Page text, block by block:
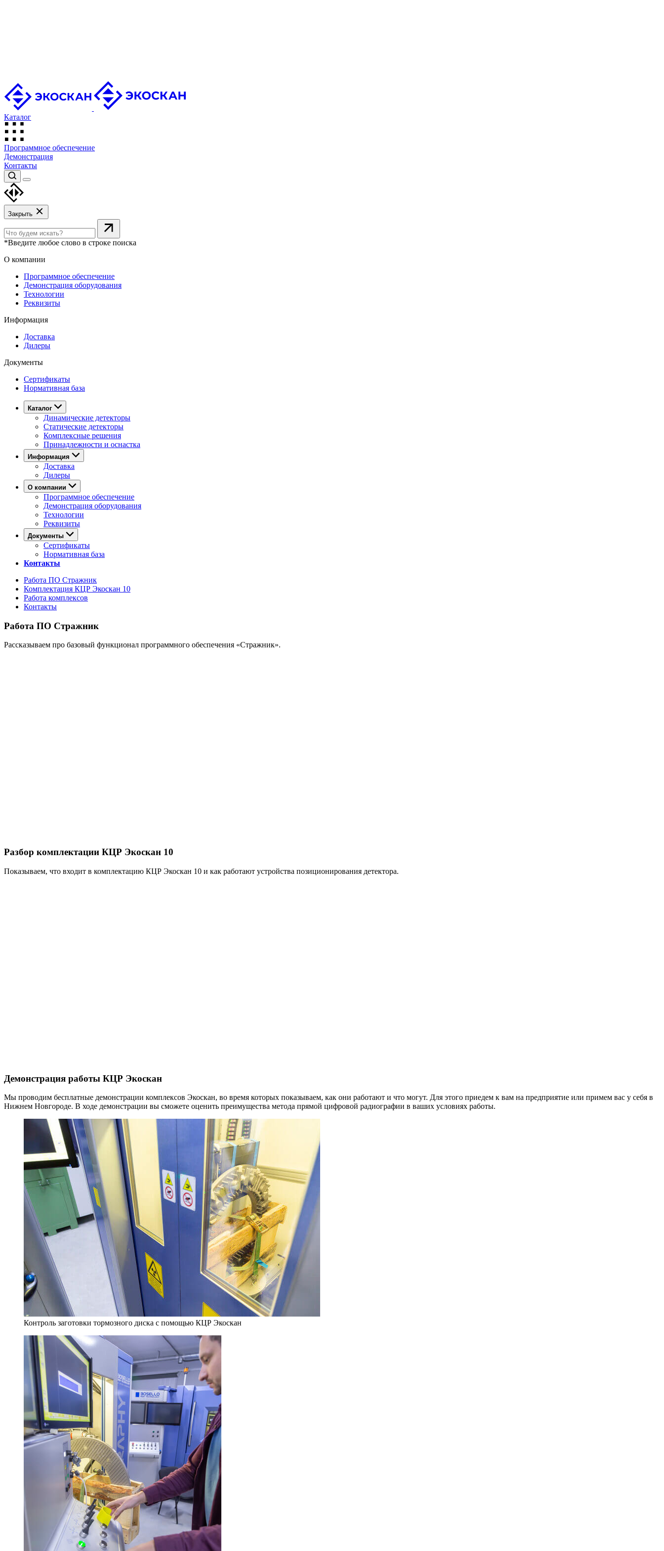
Каталог
Программное обеспечение
Демонстрация
Контакты
Закрыть
*Введите любое слово в строке поиска
О компании
Программное обеспечение
Демонстрация оборудования
Технологии
Реквизиты
Информация
Доставка
Дилеры
Документы
Сертификаты
Нормативная база
Каталог
Динамические детекторы
Статические детекторы
Комплексные решения
Принадлежности и оснастка
Информация
Доставка
Дилеры
О компании
Программное обеспечение
Демонстрация оборудования
Технологии
Реквизиты
Документы
Сертификаты
Нормативная база
Контакты
Работа ПО Стражник
Комплектация КЦР Экоскан 10
Работа комплексов
Контакты
Работа ПО Стражник
Рассказываем про базовый функционал программного обеспечения «Стражник».
Разбор комплектации КЦР Экоскан 10
Показываем, что входит в комплектацию КЦР Экоскан 10 и как работают устройства позиционирования детектора.
Демонстрация работы КЦР Экоскан
Мы проводим бесплатные демонстрации комплексов Экоскан, во время которых показываем, как они работают и что могут. Для этого приедем к вам на предприятие или примем вас у себя в
Нижнем Новгороде. В ходе демонстрации вы сможете оценить преимущества метода прямой цифровой радиографии в ваших условиях работы.
Контроль заготовки тормозного диска с помощью КЦР Экоскан